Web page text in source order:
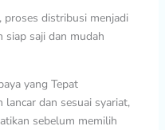
, proses distribusi menjadi
siap saji dan mudah
yang Tepat
dan sesuai syariat,
sebelum memilih